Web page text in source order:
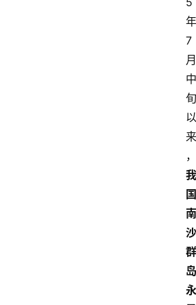
年
7
月
中
旬
以
来
，
我
国
南
沙
群
岛
永